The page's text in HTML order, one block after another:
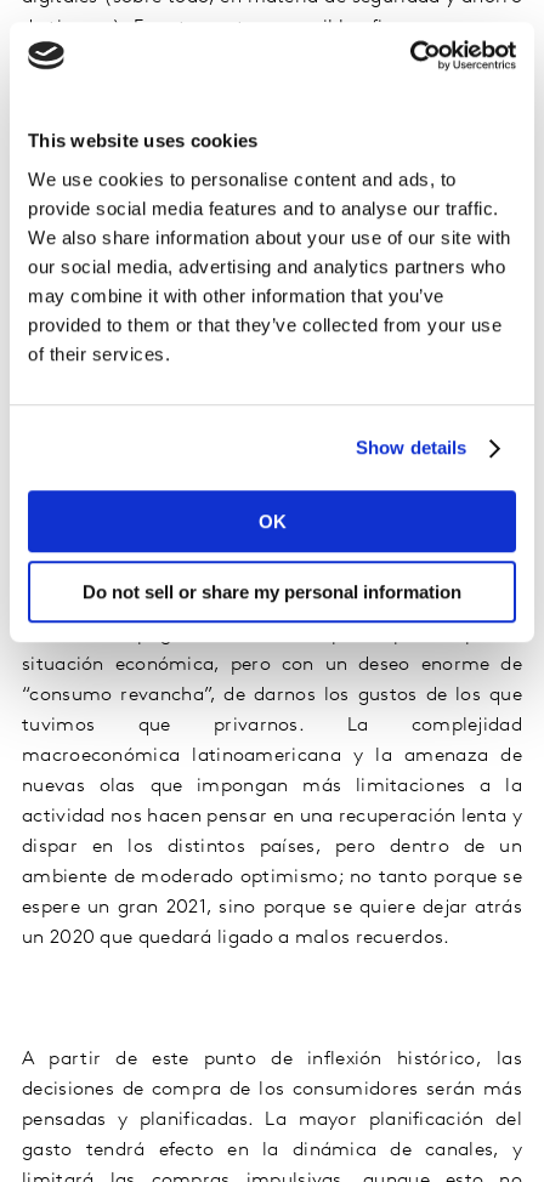
This website uses cookies
We use cookies to personalise content and ads, to
provide social media features and to analyse our traffic.
We also share information about your use of our site with
our social media, advertising and analytics partners who
may combine it with other information that you’ve
provided to them or that they’ve collected from your use
of their services.
Show details
OK
Do not sell or share my personal information
de tiempo). En este punto, es posible afirmar que no va
a haber una vuelta atrás: nuestras vidas van a ser cada
educativo(más puestos de trabajo remotos y
formación no presencial), y en la forma en la cual los
consumidores interactúan con las marcas y las
instituciones.
Analizando a los consumidores d
angustias, sentimientos de vulnerabilidad y soledad
(dormir y leer más, meditar, hacer deportes o
altísimo agotamiento mental y la necesidad de dar
situación económica, pero con un deseo enorme de
“consumo revancha”, de darnos los gustos de los que
tuvimos que privarnos. La complejidad
macroeconómica
latinoamericana y la amenaza de
nuevas olas que impongan más limitaciones a la
actividad nos hacen pensar en una recuperación lenta y
dispar en los distintos países, pero dentro de un
ambiente de moderado optimismo; no tanto porque se
espere un gran 2021, sino porque se quiere dejar atrás
un 2020 que quedará
ligadoa malos recuerdos.
A partir de este punto de inflexión histórico,
las
decisiones de compra de los consumidores serán más
pensadas y planificadas. La mayor planificación del
gasto tendrá efecto en la dinámica de canales, y